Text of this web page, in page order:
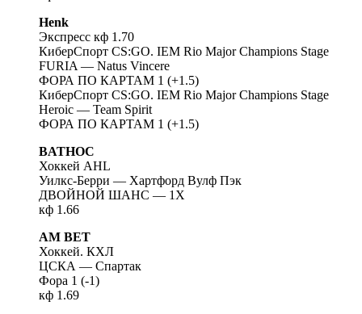
Henk
Экспресс кф 1.70
КиберСпорт CS:GO. IEM Rio Major Champions Stage
FURIA — Natus Vincere
ФОРА ПО КАРТАМ 1 (+1.5)
КиберСпорт CS:GO. IEM Rio Major Champions Stage
Heroic — Team Spirit
ФОРА ПО КАРТАМ 1 (+1.5)
BATHOC
Хоккей AHL
Уилкс-Берри — Хартфорд Вулф Пэк
ДВОЙНОЙ ШАНС — 1X
кф 1.66
AM BET
Хоккей. КХЛ
ЦСКА — Спартак
Фора 1 (-1)
кф 1.69